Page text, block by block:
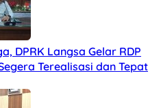
DPRK Langsa Gelar RDP
Terealisasi dan Tepat